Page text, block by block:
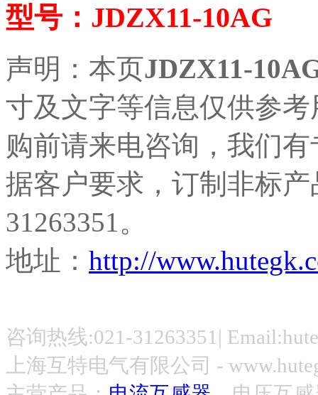
型号：JDZX11-10AG
声明：本页JDZX11-
寸及文字等信息仅供参
购前请来电咨询，我们
据客户要求，订制非标
31263351。
地址： http://
咨询热线:021-31263351|
上海互特电气有限公司 -